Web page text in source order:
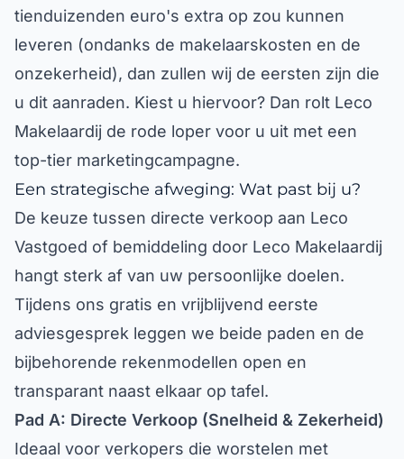
tienduizenden euro's extra op zou kunnen
leveren (ondanks de makelaarskosten en de
onzekerheid), dan zullen wij de eersten zijn die
u dit aanraden. Kiest u hiervoor? Dan rolt Leco
Makelaardij de rode loper voor u uit met een
top-tier marketingcampagne.
Een strategische afweging: Wat past bij u?
De keuze tussen directe verkoop aan Leco
Vastgoed of bemiddeling door Leco Makelaardij
hangt sterk af van uw persoonlijke doelen.
Tijdens ons gratis en vrijblijvend eerste
adviesgesprek leggen we beide paden en de
bijbehorende rekenmodellen open en
transparant naast elkaar op tafel.
Pad A: Directe Verkoop (Snelheid & Zekerheid)
Ideaal voor verkopers die worstelen met